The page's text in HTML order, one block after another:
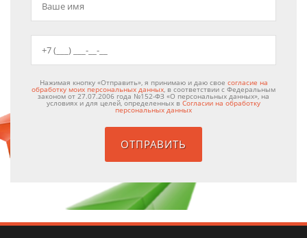
Нажимая кнопку «Отправить», я принимаю и даю свое согласие на
обработку моих персональных данных , в соответствии с Федеральным
законом от 27.07.2006 года №152-ФЗ «О персональных данных», на
условиях и для целей, определенных в Согласии на обработку
персональных данных